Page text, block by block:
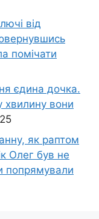
від
помічати
єдина дочка.
хвилину вони
як раптом
Олег був не
попрямували